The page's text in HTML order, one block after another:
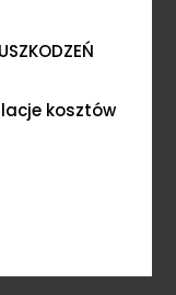
kosztów